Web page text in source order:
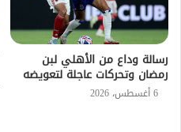
رسالة وداع من الأهلي لبن
رمضان وتحركات عاجلة لتعويضه
6 أغسطس، 2026